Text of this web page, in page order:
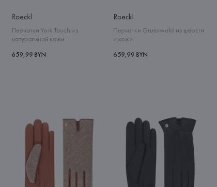
Roeckl
Перчатки York Touch из
натуральной кожи
659,99 BYN
Roeckl
Перчатки Gruenwald из шерсти
и кожи
659,99 BYN